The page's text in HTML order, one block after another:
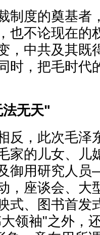
制度的奠基者
也不论现在的
，中共及其既
时，把毛时代
无天"
反，此次毛泽
的儿女、儿
御用研究人
，座谈会、大
式、图书首
领袖"之外，